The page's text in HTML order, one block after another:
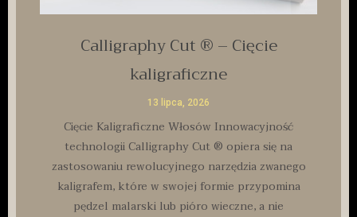
Calligraphy Cut ® – Cięcie
kaligraficzne
13 lipca, 2026
Cięcie Kaligraficzne Włosów Innowacyjność
technologii Calligraphy Cut ® opiera się na
zastosowaniu rewolucyjnego narzędzia zwanego
kaligrafem, które w swojej formie przypomina
pędzel malarski lub pióro wieczne, a nie